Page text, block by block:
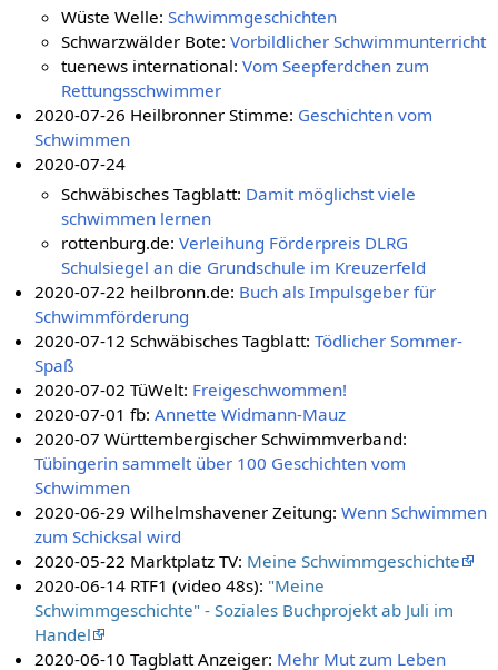
Wüste Welle:Schwimmgeschichten
Schwarzwälder Bote:Vorbildlicher Schwimmunterricht
tuenews international:Vom Seepferdchen zum
Rettungsschwimmer
2020-07-26 Heilbronner Stimme: Geschichten vom
Schwimmen
2020-07-24
Schwäbisches Tagblatt: Damit möglichst viele
schwimmen lernen
rottenburg.de:Verleihung Förderpreis DLRG
Schulsiegel an die Grundschule im Kreuzerfeld
2020-07-22 heilbronn.de: Buch als Impulsgeber für
Schwimmförderung
2020-07-12 Schwäbisches Tagblatt:Tödlicher Sommer-
Spaß
2020-07-02 TüWelt: Freigeschwommen!
2020-07-01 fb:Annette Widmann-Mauz
2020-07 Württembergischer Schwimmverband:
Tübingerin sammelt über 100 Geschichten vom
Schwimmen
2020-06-29 Wilhelmshavener Zeitung:Wenn Schwimmen
zum Schicksal wird
2020-05-22 Marktplatz TV: Meine Schwimmgeschichte
2020-06-14 RTF1 (video 48s): "Meine
Schwimmgeschichte" - Soziales Buchprojekt ab Juli im
Handel
2020-06-10 Tagblatt Anzeiger: Mehr Mut zum Leben